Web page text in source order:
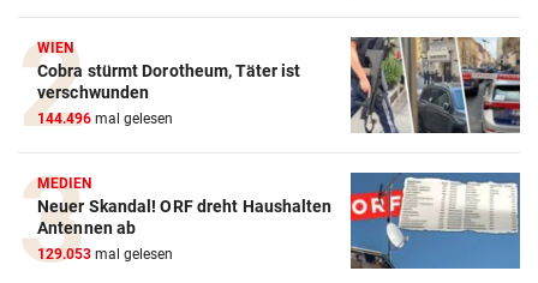
WIEN
Cobra stürmt Dorotheum, Täter ist
verschwunden
144.496 mal gelesen
MEDIEN
Neuer Skandal! ORF dreht Haushalten
Antennen ab
129.053 mal gelesen